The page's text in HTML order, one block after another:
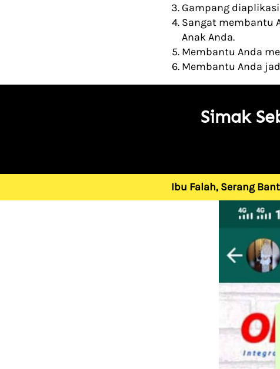
Gampang
Sangat membantu
Anak Anda.
Membantu Anda
Membantu Anda
Simak
Ibu Falah, Serang